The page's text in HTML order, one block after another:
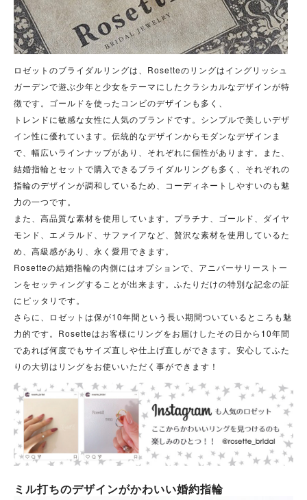
ロゼットのブライダルリングは、 Rosetteのリングはイングリッシュ
ガーデンで遊ぶ少年と少女をテーマにしたクラシカルなデザインが特
徴です。 ゴールドを使ったコンビのデザインも多く、
トレンドに敏感な女性に人気のブランドです。 シンプルで美しいデザ
イン性に優れています。伝統的なデザインからモダンなデザインま
で、幅広いラインナップがあり、それぞれに個性があります。また、
結婚指輪とセットで購入できるブライダルリングも多く、それぞれの
指輪のデザインが調和しているため、コーディネートしやすいのも魅
力の一つです。
また、高品質な素材を使用しています。プラチナ、ゴールド、ダイヤ
モンド、エメラルド、サファイアなど、贅沢な素材を使用しているた
め、高級感があり、永く愛用できます。
Rosetteの結婚指輪の内側にはオプションで、アニバーサリーストー
ンをセッティングすることが出来ます。 ふたりだけの特別な記念の証
にピッタリです。
さらに、ロゼットは保が10年間という長い期間ついているところも魅
力的です。 Rosetteはお客様にリングをお届けしたその日から10年間
であれば何度でもサイズ直しや仕上げ直しができます。安心してふた
りの大切はリングをお使いいただく事ができます！
ミル打ちのデザインがかわいい婚約指輪